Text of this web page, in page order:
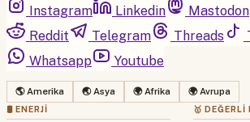
Instagram
Linkedin Mastodon
Reddit
Telegram Threads
Whatsapp
Youtube
🌎 Amerika 🌏 Asya 🌍 Afrika 🌍 Avrupa
🛢 ENERJI 🥇 DEĞERLI